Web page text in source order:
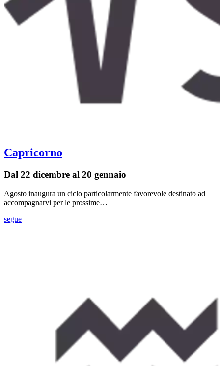
Capricorno
Dal 22 dicembre al 20 gennaio
Agosto inaugura un ciclo particolarmente favorevole destinato ad
accompagnarvi per le prossime…
segue